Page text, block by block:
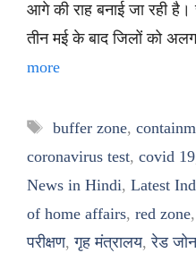
आगे की राह बनाई जा रही
तीन मई के बाद जिलों को
more
Tags
buffer zone,
coronavirus test, covid 19
News in Hindi, Latest
of home affairs, red zone
परीक्षण,गृह मंत्रालय,रेड जोन